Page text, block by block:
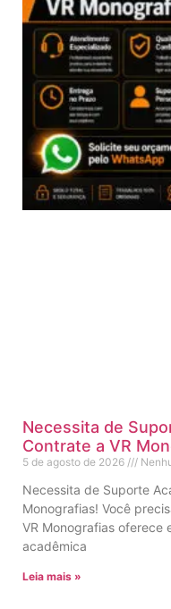
Necessita de
Contrate a VR
5 de agosto de 2026
Necessita de Suporte
Monografias! Você
VR Monografias oferece
acadêmica
Leia mais »